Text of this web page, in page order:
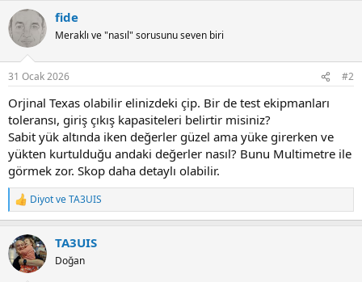
c
t
i
n
s
fide
Meraklı ve "nasıl" sorusunu seven biri
31 Ocak 2026 #2
Orjinal Texas olabilir elinizdeki çip. Bir de test ekipmanları
toleransı, giriş çıkış kapasiteleri belirtir misiniz?
Sabit yük altında iken değerler güzel ama yüke girerken ve
yükten kurtulduğu andaki değerler nasıl? Bunu Multimetre ile
görmek zor. Skop daha detaylı olabilir.
R
e
c
t
i
DiyotveTA3UIS
TA3UIS
Doğan